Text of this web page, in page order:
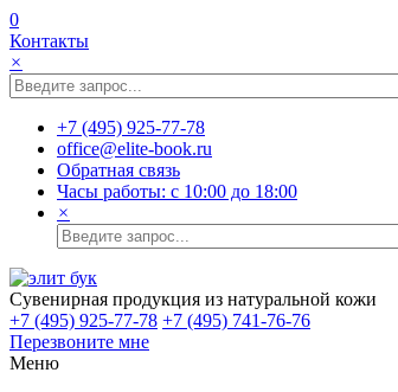
0
Контакты
×
+7 (495) 925-77-78
office@elite-book.ru
Обратная связь
Часы работы: с 10:00 до 18:00
×
Сувенирная продукция из натуральной кожи
+7 (495) 925-77-78 +7 (495) 741-76-76
Перезвоните мне
Меню